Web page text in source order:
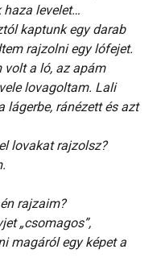
levelet…
kaptunk egy darab
rajzolni egy lófejet.
volt a ló, az apám
lovagoltam. Lali
lágerbe, ránézett és azt
lovakat rajzolsz?
rajzaim?
„csomagos”,
magáról egy képet a